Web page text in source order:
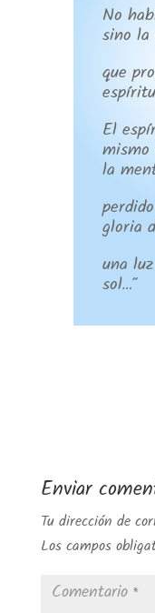
No
sino la
que
El
mismo
la
gloria
una
sol…”
Enviar
Tu dirección de
Los campos